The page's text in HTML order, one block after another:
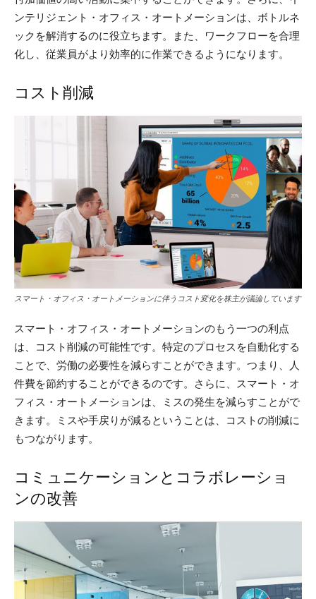
ンテリジェント・オフィス・オートメーションは、ボトルネ
ックを解消するのに役立ちます。また、ワークフローを合理
化し、従業員がより効率的に作業できるようになります。
コスト削減
スマート・オフィス・オートメーションに伴うコスト変化を株主が議論しています
スマート・オフィス・オートメーションのもう一つの利点
は、コスト削減の可能性です。特定のプロセスを自動化する
ことで、労働の必要性を減らすことができます。つまり、人
件費を節約することができるのです。さらに、スマート・オ
フィス・オートメーションは、ミスの発生を減らすことがで
きます。ミスや手戻りが減るということは、コストの削減に
もつながります。
コミュニケーションとコラボレーショ
ンの改善